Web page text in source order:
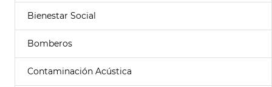
Bienestar Social
Bomberos
Contaminación Acústica